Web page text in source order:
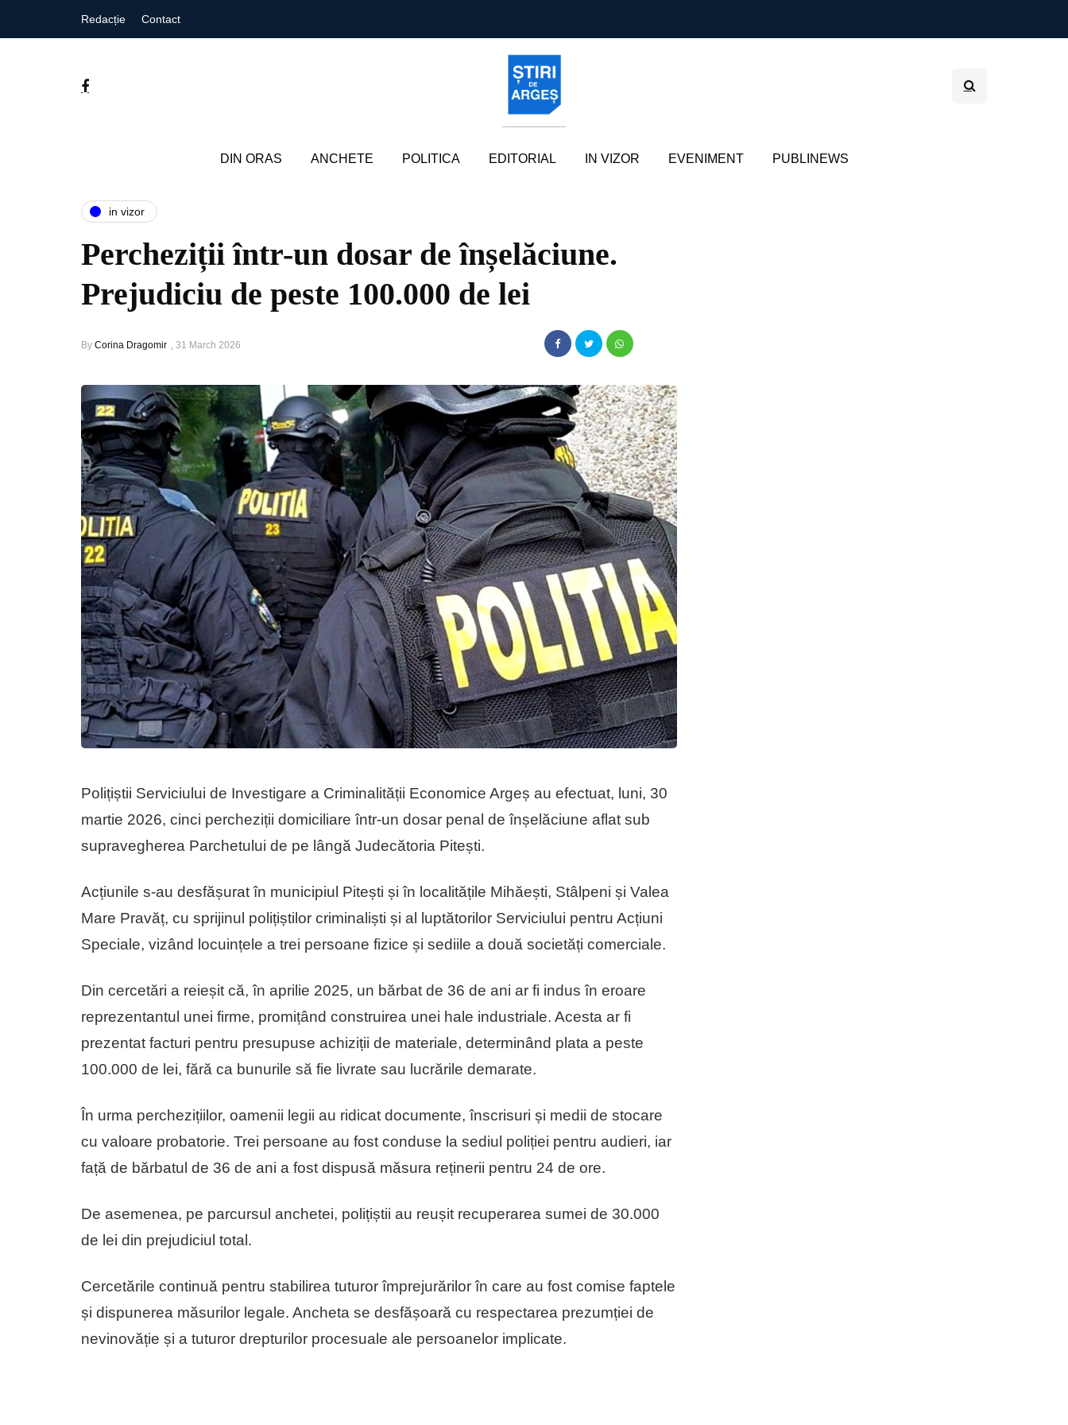
Redacție Contact
DIN ORAS ANCHETE POLITICA EDITORIAL IN VIZOR EVENIMENT PUBLINEWS
in vizor
Percheziții într-un dosar de înșelăciune.
Prejudiciu de peste 100.000 de lei
By Corina Dragomir , 31 March 2026
Polițiștii Serviciului de Investigare a Criminalității Economice Argeș au efectuat, luni, 30
martie 2026, cinci percheziții domiciliare într-un dosar penal de înșelăciune aflat sub
supravegherea Parchetului de pe lângă Judecătoria Pitești.
Acțiunile s-au desfășurat în municipiul Pitești și în localitățile Mihăești, Stâlpeni și Valea
Mare Pravăț, cu sprijinul polițiștilor criminaliști și al luptătorilor Serviciului pentru Acțiuni
Speciale, vizând locuințele a trei persoane fizice și sediile a două societăți comerciale.
Din cercetări a reieșit că, în aprilie 2025, un bărbat de 36 de ani ar fi indus în eroare
reprezentantul unei firme, promițând construirea unei hale industriale. Acesta ar fi
prezentat facturi pentru presupuse achiziții de materiale, determinând plata a peste
100.000 de lei, fără ca bunurile să fie livrate sau lucrările demarate.
În urma perchezițiilor, oamenii legii au ridicat documente, înscrisuri și medii de stocare
cu valoare probatorie. Trei persoane au fost conduse la sediul poliției pentru audieri, iar
față de bărbatul de 36 de ani a fost dispusă măsura reținerii pentru 24 de ore.
De asemenea, pe parcursul anchetei, polițiștii au reușit recuperarea sumei de 30.000
de lei din prejudiciul total.
Cercetările continuă pentru stabilirea tuturor împrejurărilor în care au fost comise faptele
și dispunerea măsurilor legale. Ancheta se desfășoară cu respectarea prezumției de
nevinovăție și a tuturor drepturilor procesuale ale persoanelor implicate.